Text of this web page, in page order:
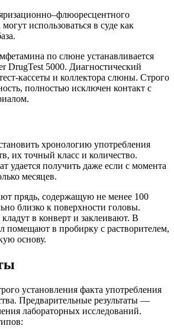
использоваться в суде как
по слюне устанавливается
DrugTest 5000. Диагностический
кассеты и коллектора слюны. Строго
полностью исключен контакт с
хронологию употребления
их точный класс и количество.
удается получить даже если с момента
месяцев.
прядь, содержащую не менее 100
близко к поверхности головы.
в конверт и заклеивают. В
помещают в пробирку с растворителем,
основу.
установления факта употребления
Предварительные результаты —
лабораторных исследований.